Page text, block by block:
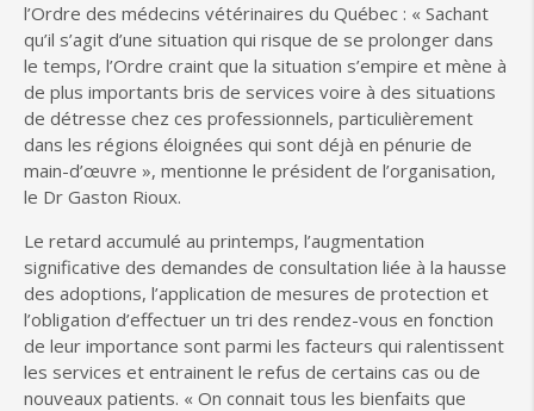
l’Ordre des médecins vétérinaires du Québec : « Sachant
qu’il s’agit d’une situation qui risque de se prolonger dans
le temps, l’Ordre craint que la situation s’empire et mène à
de plus importants bris de services voire à des situations
de détresse chez ces professionnels, particulièrement
dans les régions éloignées qui sont déjà en pénurie de
main-d’œuvre », mentionne le président de l’organisation,
le Dr Gaston Rioux.
Le retard accumulé au printemps, l’augmentation
significative des demandes de consultation liée à la hausse
des adoptions, l’application de mesures de protection et
l’obligation d’effectuer un tri des rendez-vous en fonction
de leur importance sont parmi les facteurs qui ralentissent
les services et entrainent le refus de certains cas ou de
nouveaux patients. « On connait tous les bienfaits que